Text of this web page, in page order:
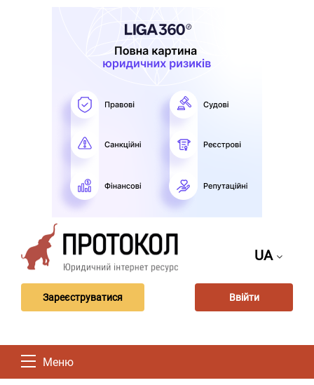
UA
Зареєструватися Ввійти
Меню